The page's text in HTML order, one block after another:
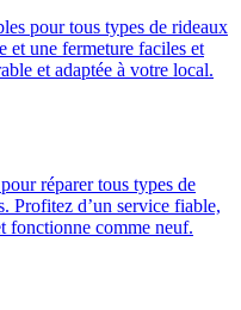
pour tous types de rideaux
et une fermeture faciles et
et adaptée à votre local.
réparer tous types de
Profitez d’un service fiable,
fonctionne comme neuf.